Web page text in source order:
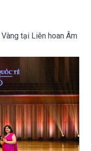
tại Liên hoan Âm